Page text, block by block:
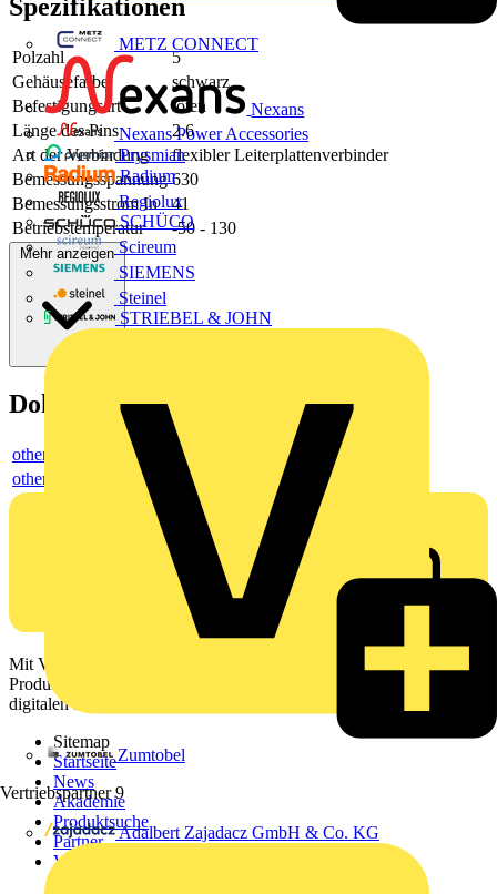
METZ CONNECT
Nexans
Nexans Power Accessories
Prysmian
Radium
Regiolux
SCHÜCO
Scireum
SIEMENS
Steinel
STRIEBEL & JOHN
Zumtobel
Vertriebspartner 9
Adalbert Zajadacz GmbH & Co. KG
Spezifikationen
Polzahl
5
Gehäusefarbe
schwarz
Befestigungsart
löten
Länge des Pins
2.6
Art der Verbindung
flexibler Leiterplattenverbinder
Bemessungsspannung 630
Bemessungsstrom In
41
Betriebstemperatur
-50 - 130
Mehr anzeigen
Dokumente
others
others
Mit Voltimum erhalten Elektrofachkräfte Zugang zu Branchennews,
Produktinformationen, Schulungen und Tools – alles auf einer
digitalen Plattform und Community.
Sitemap
Startseite
News
Akademie
Produktsuche
Partner
Voltimum+